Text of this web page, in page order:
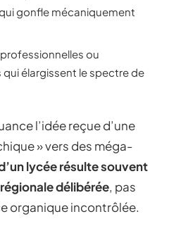
gonfle mécaniquement
ou
élargissent le spectre de
l’idée reçue d’une
» vers des méga-
lycée résulte souvent
délibérée, pas
organique incontrôlée.